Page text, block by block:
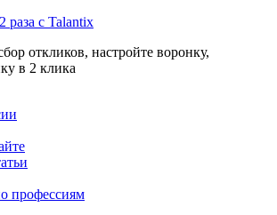
раза с Talantix
откликов, настройте воронку,
в 2 клика
профессиям